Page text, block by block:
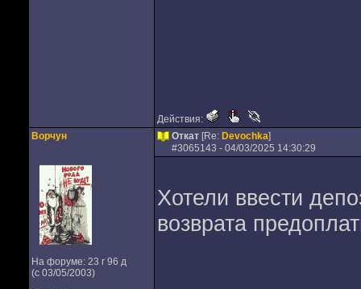
Действия:
Ворчун
На форуме: 23 г 96 д
(с 03/05/2003)
Откат [Re: Devochka]
#3065143 - 04/03/2025 14:30:29
Хотели ввести
возврата